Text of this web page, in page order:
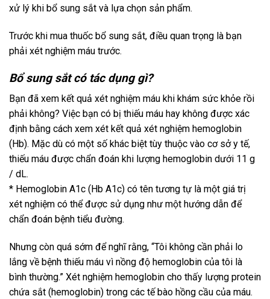
xử lý khi bổ sung sắt và lựa chọn sản phẩm.
Trước khi mua thuốc bổ sung sắt, điều quan trọng là bạn
phải xét nghiệm máu trước.
Bổ sung sắt có tác dụng gì?
Bạn đã xem kết quả xét nghiệm máu khi khám sức khỏe rồi
phải không? Việc bạn có bị thiếu máu hay không được xác
định bằng cách xem xét kết quả xét nghiệm hemoglobin
(Hb). Mặc dù có một số khác biệt tùy thuộc vào cơ sở y tế,
thiếu máu được chẩn đoán khi lượng hemoglobin dưới 11 g
/ dL.
* Hemoglobin A1c (Hb A1c) có tên tương tự là một giá trị
xét nghiệm có thể được sử dụng như một hướng dẫn để
chẩn đoán bệnh tiểu đường.
Nhưng còn quá sớm để nghĩ rằng, “Tôi không cần phải lo
lắng về bệnh thiếu máu vì nồng độ hemoglobin của tôi là
bình thường.” Xét nghiệm hemoglobin cho thấy lượng protein
chứa sắt (hemoglobin) trong các tế bào hồng cầu của máu.